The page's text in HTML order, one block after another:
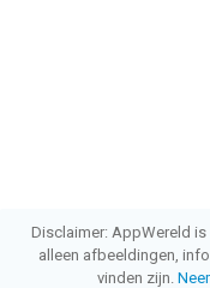
Disclaimer: AppWereld
alleen afbeeldingen,
vinden zijn.